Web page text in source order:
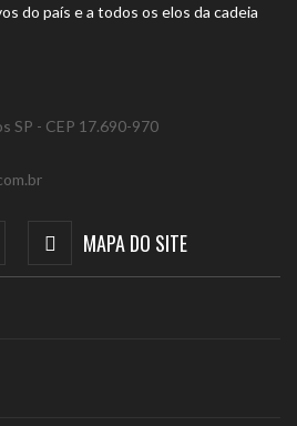
do país e a todos os elos da cadeia
SP - CEP 17.690-970
MAPA DO SITE